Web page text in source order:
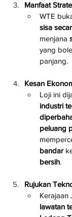
Manfaat
WTE
sisa
menjana
yang
panjang.
Kesan
Loji ini
industri
peluang
bandar
bersih.
Rujukan
Kerajaan
lawatan